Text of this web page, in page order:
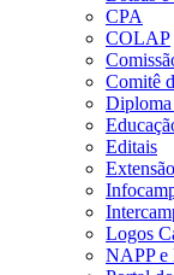
CPA
COLAP
Comitê
Editais
Extensão
Logos
NAPP e